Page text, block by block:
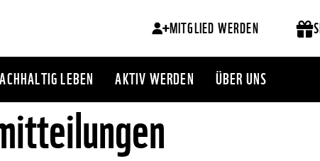
MITGLIED WERDEN
LEBEN AKTIV WERDEN ÜBER UNS